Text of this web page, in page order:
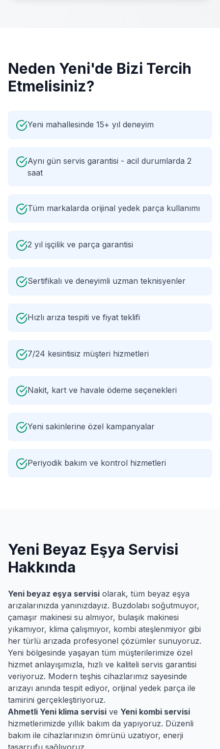
Neden Yeni'de Bizi Tercih
Etmelisiniz?
Yeni mahallesinde 15+ yıl deneyim
Aynı gün servis garantisi - acil durumlarda 2
saat
Tüm markalarda orijinal yedek parça kullanımı
2 yıl işçilik ve parça garantisi
Sertifikalı ve deneyimli uzman teknisyenler
Hızlı arıza tespiti ve fiyat teklifi
7/24 kesintisiz müşteri hizmetleri
Nakit, kart ve havale ödeme seçenekleri
Yeni sakinlerine özel kampanyalar
Periyodik bakım ve kontrol hizmetleri
Yeni Beyaz Eşya Servisi
Hakkında
Yeni beyaz eşya servisi olarak, tüm beyaz eşya
arızalarınızda yanınızdayız. Buzdolabı soğutmuyor,
çamaşır makinesi su almıyor, bulaşık makinesi
yıkamıyor, klima çalışmıyor, kombi ateşlenmiyor gibi
her türlü arızada profesyonel çözümler sunuyoruz.
Yeni bölgesinde yaşayan tüm müşterilerimize özel
hizmet anlayışımızla, hızlı ve kaliteli servis garantisi
veriyoruz. Modern teşhis cihazlarımız sayesinde
arızayı anında tespit ediyor, orijinal yedek parça ile
tamirini gerçekleştiriyoruz.
Ahmetli Yeni klima servisi ve Yeni kombi servisi
hizmetlerimizde yıllık bakım da yapıyoruz. Düzenli
bakım ile cihazlarınızın ömrünü uzatıyor, enerji
tasarrufu sağlıyoruz.